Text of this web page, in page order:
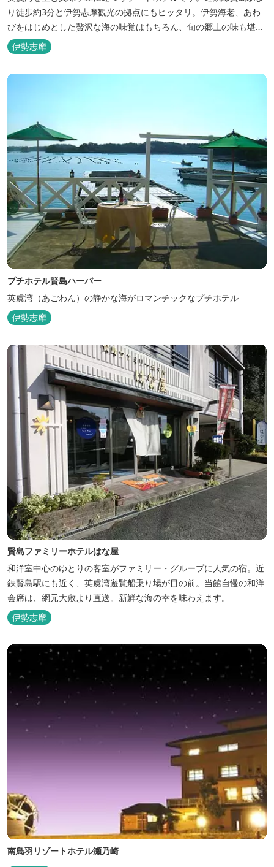
り徒歩約3分と伊勢志摩観光の拠点にもピッタリ。伊勢海老、あわ
びをはじめとした贅沢な海の味覚はもちろん、旬の郷土の味も堪能
できます。
伊勢志摩
プチホテル賢島ハーバー
英虞湾（あごわん）の静かな海がロマンチックなプチホテル
伊勢志摩
賢島ファミリーホテルはな屋
和洋室中心のゆとりの客室がファミリー・グループに人気の宿。近
鉄賢島駅にも近く、英虞湾遊覧船乗り場が目の前。当館自慢の和洋
会席は、網元大敷より直送。新鮮な海の幸を味わえます。
伊勢志摩
南鳥羽リゾートホテル瀬乃崎